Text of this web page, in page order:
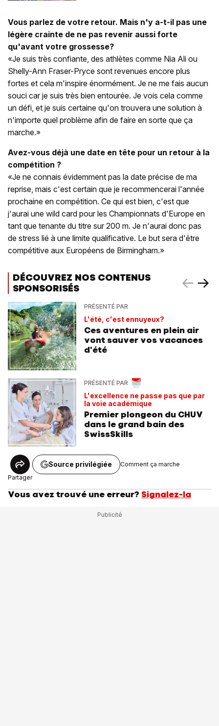
Vous parlez de votre retour. Mais n'y a-t-il pas une
légère crainte de ne pas revenir aussi forte
qu'avant votre grossesse?
«Je suis très confiante, des athlètes comme Nia Ali ou
Shelly-Ann Fraser-Pryce sont revenues encore plus
fortes et cela m'inspire énormément. Je ne me fais aucun
souci car je suis très bien entourée. Je vois cela comme
un défi, et je suis certaine qu'on trouvera une solution à
n'importe quel problème afin de faire en sorte que ça
marche.»
Avez-vous déjà une date en tête pour un retour à la
compétition ?
«Je ne connais évidemment pas la date précise de ma
reprise, mais c'est certain que je recommencerai l'année
prochaine en compétition. Ce qui est bien, c'est que
j'aurai une wild card pour les Championnats d'Europe en
tant que tenante du titre sur 200 m. Je n'aurai donc pas
de stress lié à une limite qualificative. Le but sera d'être
compétitive aux Européens de Birmingham.»
DÉCOUVREZ NOS CONTENUS
SPONSORISÉS
PRÉSENTÉ PAR
L'été, c'est ennuyeux?
Ces aventures en plein air
vont sauver vos vacances
d'été
PRÉSENTÉ PAR
L'excellence ne passe pas que par
la voie académique
Premier plongeon du CHUV
dans le grand bain des
SwissSkills
Partager
Source privilégiée Comment ça marche
Vous avez trouvé une erreur? Signalez-la